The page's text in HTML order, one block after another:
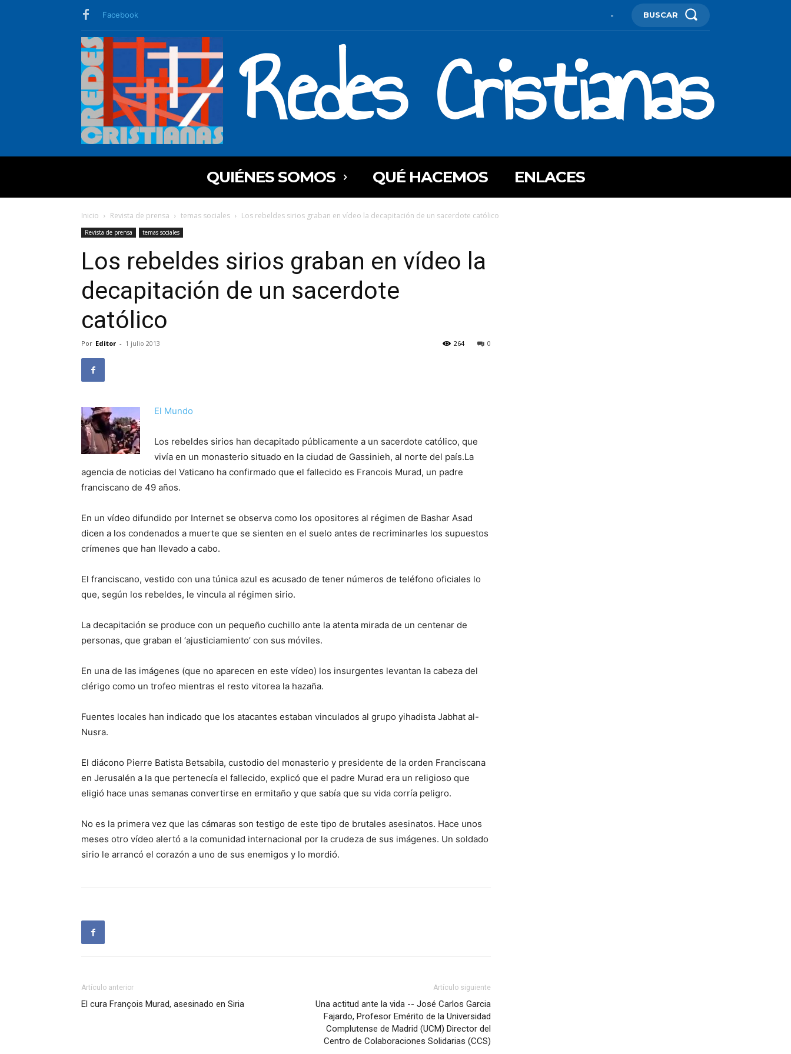
Facebook - BUSCAR
Redes Cristianas
QUIÉNES SOMOS QUÉ HACEMOS ENLACES
Inicio Revista de prensa temas sociales Los rebeldes sirios graban en vídeo la decapitación de un sacerdote católico
Revista de prensa temas sociales
Los rebeldes sirios graban en vídeo la
decapitación de un sacerdote
católico
Por Editor - 1 julio 2013 0
264
El Mundo
Los rebeldes sirios han decapitado públicamente a un sacerdote católico, que
vivía en un monasterio situado en la ciudad de Gassinieh, al norte del país.La
agencia de noticias del Vaticano ha confirmado que el fallecido es Francois Murad, un padre
franciscano de 49 años.
En un vídeo difundido por Internet se observa como los opositores al régimen de Bashar Asad
dicen a los condenados a muerte que se sienten en el suelo antes de recriminarles los supuestos
crímenes que han llevado a cabo.
El franciscano, vestido con una túnica azul es acusado de tener números de teléfono oficiales lo
que, según los rebeldes, le vincula al régimen sirio.
La decapitación se produce con un pequeño cuchillo ante la atenta mirada de un centenar de
personas, que graban el ‘ajusticiamiento’ con sus móviles.
En una de las imágenes (que no aparecen en este vídeo) los insurgentes levantan la cabeza del
clérigo como un trofeo mientras el resto vitorea la hazaña.
Fuentes locales han indicado que los atacantes estaban vinculados al grupo yihadista Jabhat al-
Nusra.
El diácono Pierre Batista Betsabila, custodio del monasterio y presidente de la orden Franciscana
en Jerusalén a la que pertenecía el fallecido, explicó que el padre Murad era un religioso que
eligió hace unas semanas convertirse en ermitaño y que sabía que su vida corría peligro.
No es la primera vez que las cámaras son testigo de este tipo de brutales asesinatos. Hace unos
meses otro vídeo alertó a la comunidad internacional por la crudeza de sus imágenes. Un soldado
sirio le arrancó el corazón a uno de sus enemigos y lo mordió.
Artículo anterior
El cura François Murad, asesinado en Siria
Artículo siguiente
Una actitud ante la vida -- José Carlos Garcia
Fajardo, Profesor Emérito de la Universidad
Complutense de Madrid (UCM) Director del
Centro de Colaboraciones Solidarias (CCS)